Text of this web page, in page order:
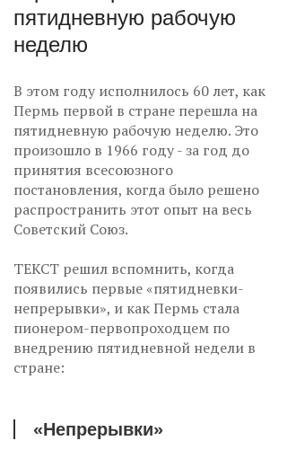
пятидневную рабочую
неделю
В этом году исполнилось 60 лет, как
Пермь первой в стране перешла на
пятидневную рабочую неделю. Это
произошло в 1966 году - за год до
принятия всесоюзного
постановления, когда было решено
распространить этот опыт на весь
Советский Союз.
ТЕКСТ решил вспомнить, когда
появились первые «пятидневки-
непрерывки», и как Пермь стала
пионером-первопроходцем по
внедрению пятидневной недели в
стране:
«Непрерывки»